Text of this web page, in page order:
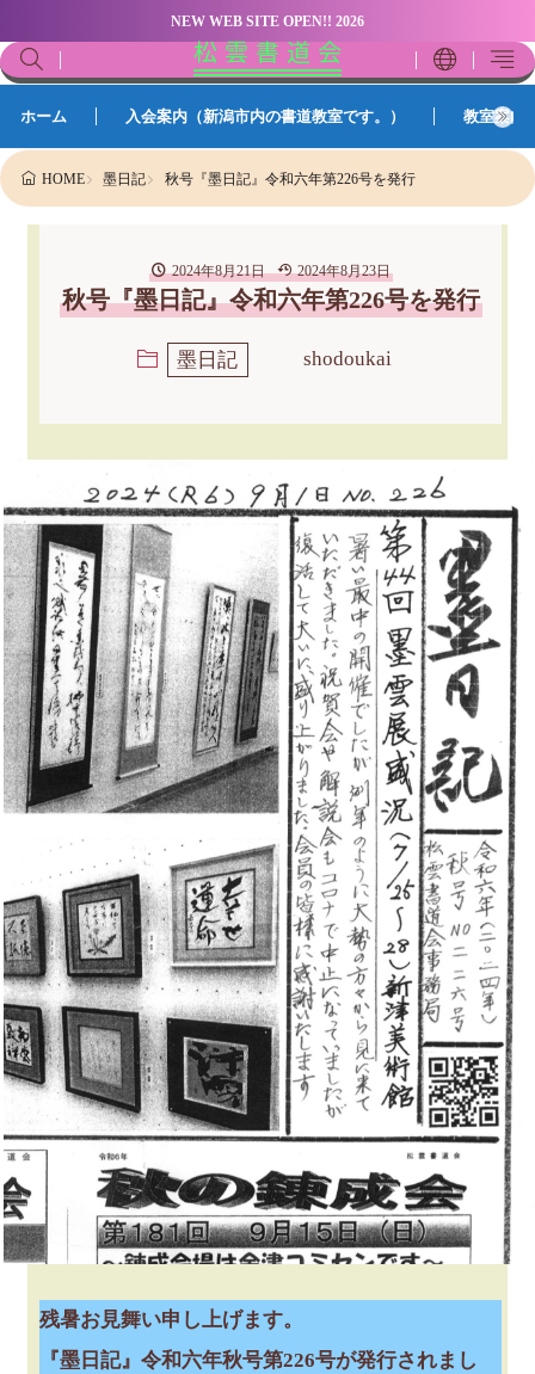
NEW WEB SITE OPEN!! 2026
松 雲 書 道 会
ホーム 入会案内（新潟市内の書道教室です。） 教室案内
HOME 墨日記 秋号『墨日記』令和六年第226号を発行
2024年8月21日 2024年8月23日
秋号『墨日記』令和六年第226号を発行
墨日記 shodoukai
残暑お見舞い申し上げます。
『墨日記』令和六年秋号第226号が発行されまし